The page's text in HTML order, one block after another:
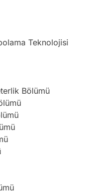
Teknolojisi
Bölümü